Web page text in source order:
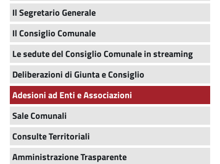
Il Segretario Generale
Il Consiglio Comunale
Le sedute del Consiglio Comunale in streaming
Deliberazioni di Giunta e Consiglio
Adesioni ad Enti e Associazioni
Sale Comunali
Consulte Territoriali
Amministrazione Trasparente